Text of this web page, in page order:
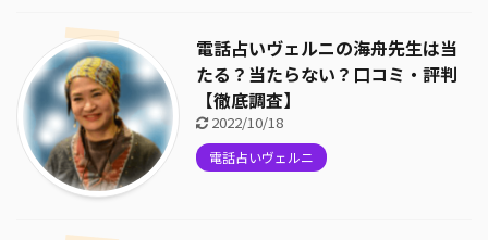
電話占いヴェルニの海舟先生は当
たる？当たらない？口コミ・評判
【徹底調査】
2022/10/18
電話占いヴェルニ